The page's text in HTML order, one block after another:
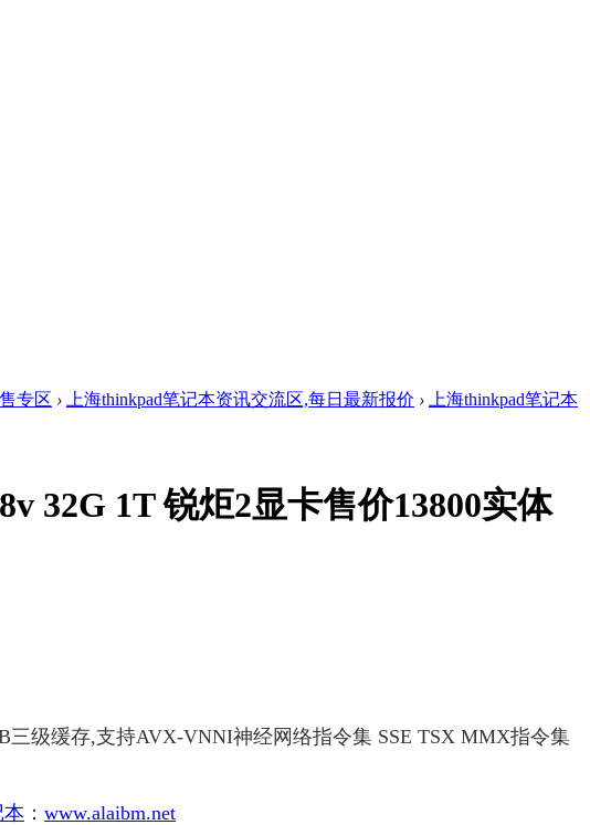
专区 › 上海thinkpad笔记本资讯交流区,每日最新报价 ›
上海thinkpad笔记本
32G 1T 锐炬2显卡售价13800实体
三级缓存,支持AVX-VNNI神经网络指令集 SSE TSX MMX指令集
本 ： www.alaibm.net